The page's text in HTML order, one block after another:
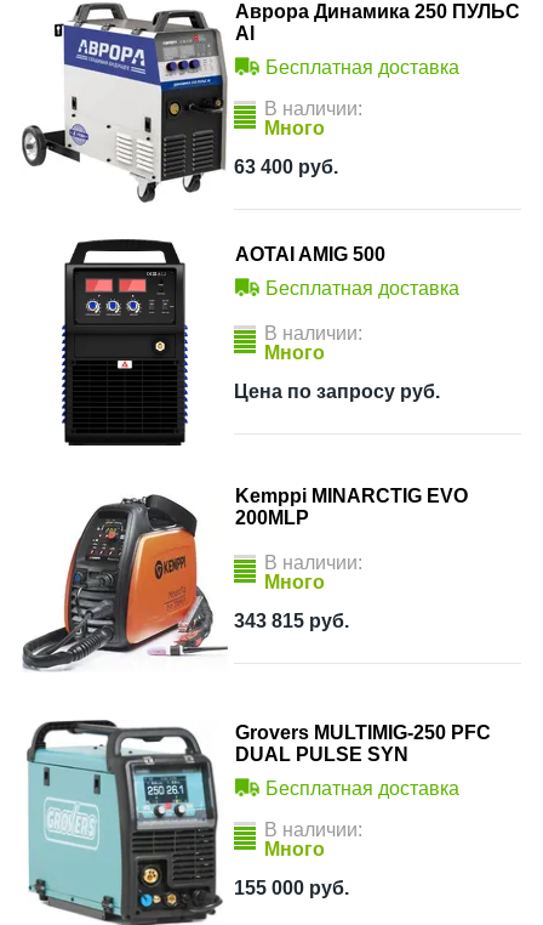
Аврора Динамика 250 ПУЛЬС
Al
Бесплатная доставка
В наличии:
Много
63 400 руб.
AOTAI AMIG 500
Бесплатная доставка
В наличии:
Много
Цена по запросу руб.
Kemppi MINARCTIG EVO
200MLP
В наличии:
Много
343 815 руб.
Grovers MULTIMIG-250 PFC
DUAL PULSE SYN
Бесплатная доставка
В наличии:
Много
155 000 руб.